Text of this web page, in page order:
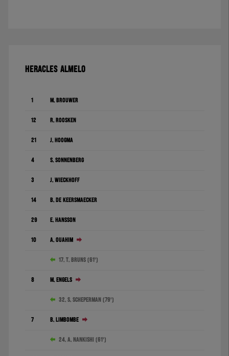
HERACLES ALMELO
1 M. Brouwer
12 R. Roosken
21 J. Hoogma
4 S. Sonnenberg
3 J. Wieckhoff
14 B. De Keersmaecker
29 E. Hansson
10 A. Ouahim
17. T. Bruns (61')
8 M. Engels
32. S. Scheperman (79')
7 B. Limbombe
24. A. Nankishi (61')